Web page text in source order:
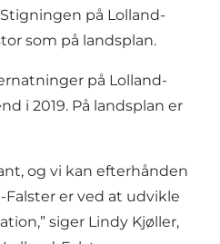
på Lolland-
som på landsplan.
på Lolland-
i 2019. På landsplan er
og vi kan efterhånden
er ved at udvikle
siger Lindy Kjøller,